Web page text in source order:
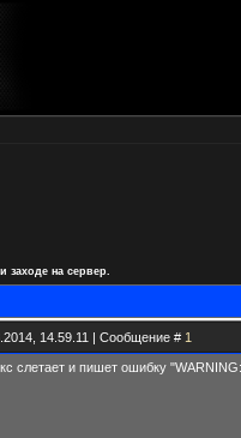
заходе на сервер.
14.59.11 | Сообщение # 1
слетает и пишет ошибку